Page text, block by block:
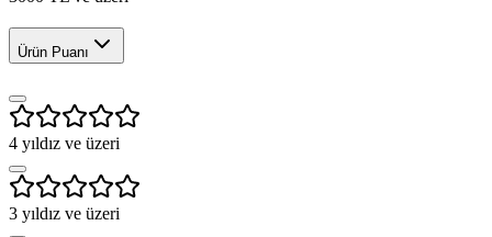
Ürün Puanı
4 yıldız ve üzeri
3 yıldız ve üzeri